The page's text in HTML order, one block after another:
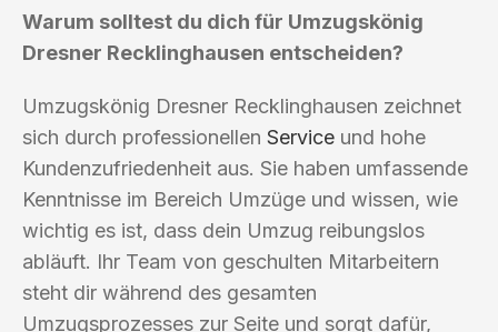
Warum solltest du dich für Umzugskönig
Dresner Recklinghausen entscheiden?
Umzugskönig Dresner Recklinghausen zeichnet
sich durch professionellen Service und hohe
Kundenzufriedenheit aus. Sie haben umfassende
Kenntnisse im Bereich Umzüge und wissen, wie
wichtig es ist, dass dein Umzug reibungslos
abläuft. Ihr Team von geschulten Mitarbeitern
steht dir während des gesamten
Umzugsprozesses zur Seite und sorgt dafür,